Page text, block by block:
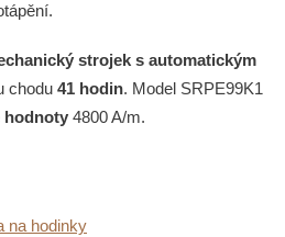
strojek s automatickým
chodu 41 hodin. Model SRPE99K1
hodnoty 4800 A/m.
na hodinky